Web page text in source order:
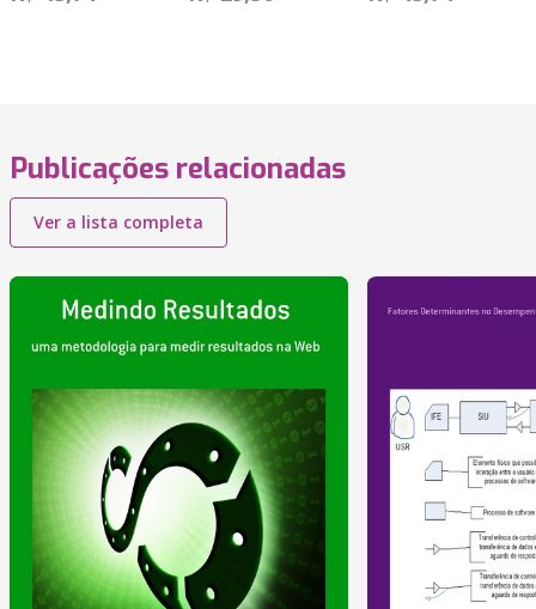
Publicações relacionadas
Ver a lista completa